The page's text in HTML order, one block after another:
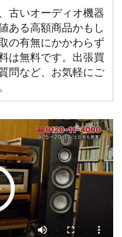
古いオーディオ機器
ある高額商品かもし
の有無にかかわらず
は無料です。出張買
問など、お気軽にご